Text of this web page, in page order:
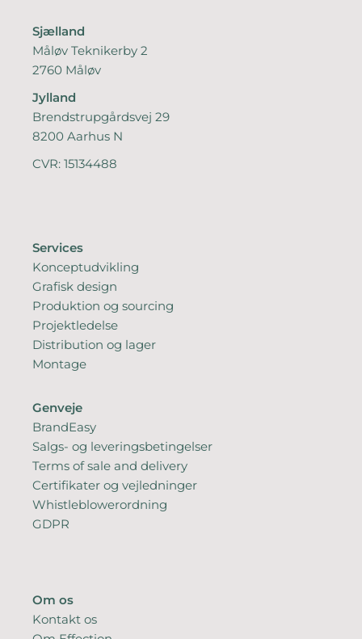
Sjælland
Måløv Teknikerby 2
2760 Måløv
Jylland
Brendstrupgårdsvej 29
8200 Aarhus N
CVR: 15134488
Services
Konceptudvikling
Grafisk design
Produktion og sourcing
Projektledelse
Distribution og lager
Montage
Genveje
BrandEasy
Salgs- og leveringsbetingelser
Terms of sale and delivery
Certifikater og vejledninger
Whistleblowerordning
GDPR
Om os
Kontakt os